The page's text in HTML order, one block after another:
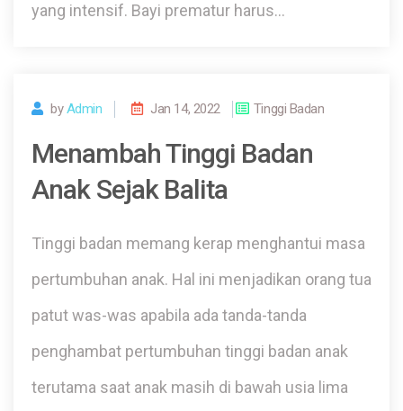
yang intensif. Bayi prematur harus…
byAdmin Jan 14, 2022 Tinggi Badan
Menambah Tinggi Badan
Anak Sejak Balita
Tinggi badan memang kerap menghantui masa
pertumbuhan anak. Hal ini menjadikan orang tua
patut was-was apabila ada tanda-tanda
penghambat pertumbuhan tinggi badan anak
terutama saat anak masih di bawah usia lima